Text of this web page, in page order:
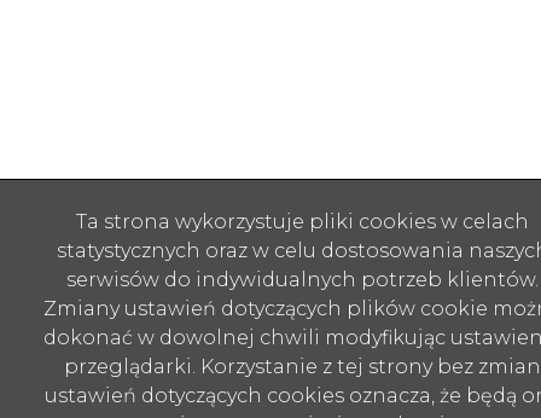
Ta strona wykorzystuje pliki cookies w celach
statystycznych oraz w celu dostosowania
serwisów do indywidualnych potrzeb klientów.
Zmiany ustawień dotyczących plików cookie
dokonać w dowolnej chwili modyfikując
przeglądarki. Korzystanie z tej strony bez zmian
ustawień dotyczących cookies oznacza, że będą